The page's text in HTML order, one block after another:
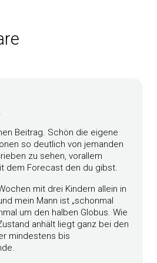
Beitrag. Schön die eigene
so deutlich von jemanden
zu sehen, vorallem
dem Forecast den du gibst.
mit drei Kindern allein in
mein Mann ist „schonmal
um den halben Globus. Wie
anhält liegt ganz bei den
mindestens bis